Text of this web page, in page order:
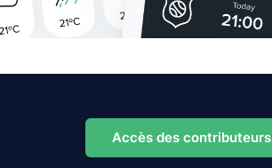
Accès des contributeurs